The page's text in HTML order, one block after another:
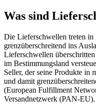
Was sind
Die Lieferschwellen treten
grenzüberschreitend ins
Lieferschwellen
im Bestimmungsland
Seller, der seine Produkte in
und damit
(European Fulfillment
Versandnetzwerk (PAN-EU).